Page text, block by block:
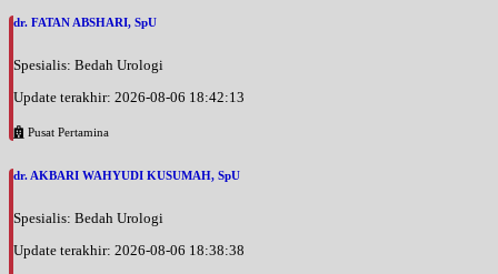
dr. FATAN ABSHARI, SpU
Spesialis: Bedah Urologi
Update terakhir: 2026-08-06 18:42:13
Pusat Pertamina
dr. AKBARI WAHYUDI KUSUMAH, SpU
Spesialis: Bedah Urologi
Update terakhir: 2026-08-06 18:38:38